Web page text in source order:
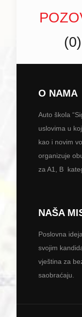
O NAMA
Auto škola
uslovima u
kao i novim
organizuje
za A1, B
NAŠA
Poslovna
svojim
vještina za
saobraćaju.